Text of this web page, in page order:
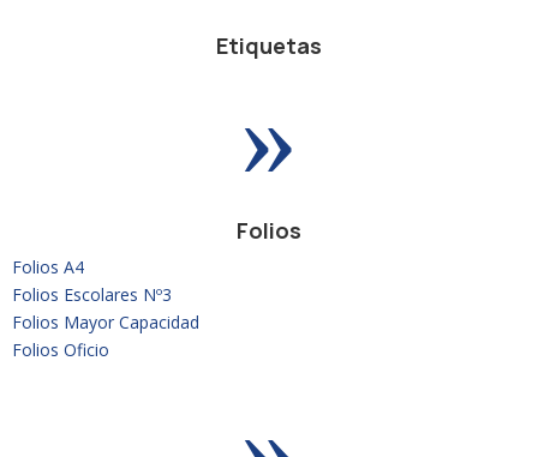
Etiquetas
»
Folios
Folios A4
Folios Escolares Nº3
Folios Mayor Capacidad
Folios Oficio